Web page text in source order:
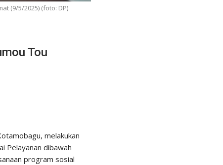
(9/5/2025) (foto: DP)
Tou
melakukan
Pelayanan dibawah
program sosial